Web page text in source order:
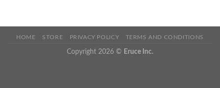
HOME STORE PRIVACY POLICY TERMS AND CONDITIONS
Copyright 2026 © Eruce Inc.